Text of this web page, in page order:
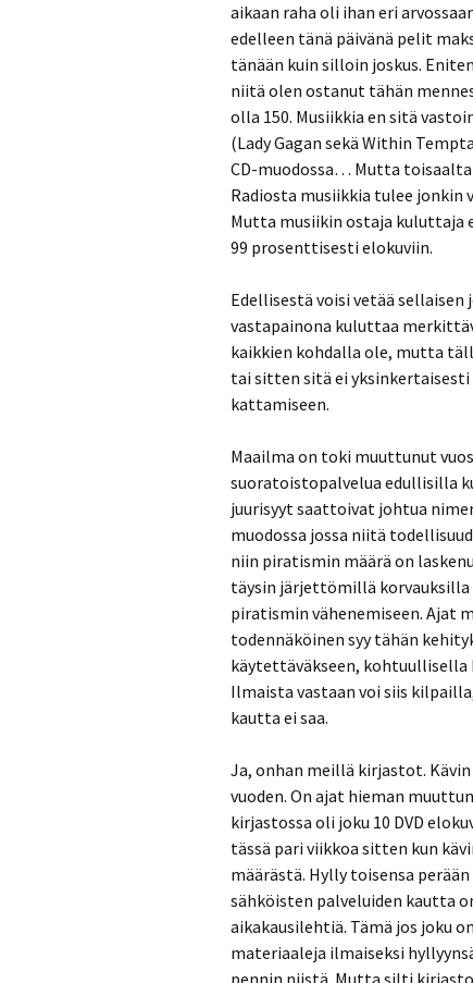
aikaan raha oli ihan eri
edelleen tänä päivänä pelit
tänään kuin silloin joskus.
niitä olen ostanut tähän
olla 150. Musiikkia en sitä
(Lady Gagan sekä Within
CD-muodossa… Mutta toisaalta
Radiosta musiikkia tulee jonkin
Mutta musiikin ostaja kuluttaja
99 prosenttisesti elokuviin.
Edellisestä voisi vetää
vastapainona kuluttaa
kaikkien kohdalla ole, mutta
tai sitten sitä ei
kattamiseen.
Maailma on toki muuttunut
suoratoistopalvelua edullisilla
juurisyyt saattoivat johtua
muodossa jossa niitä
niin piratismin määrä on
täysin järjettömillä
piratismin vähenemiseen. Ajat
todennäköinen syy tähän
käytettäväkseen,
Ilmaista vastaan voi siis
kautta ei saa.
Ja, onhan meillä kirjastot.
vuoden. On ajat hieman
kirjastossa oli joku 10 DVD
tässä pari viikkoa sitten kun
määrästä. Hylly toisensa
sähköisten palveluiden kautta
aikakausilehtiä. Tämä jos joku
materiaaleja ilmaiseksi
pennin niistä. Mutta silti